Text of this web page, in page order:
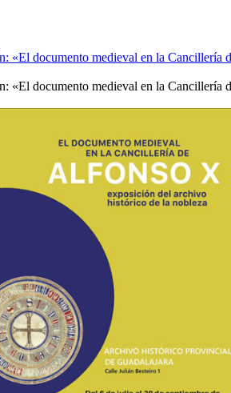
«El documento medieval en la Cancillería
«El documento medieval en la Cancillería